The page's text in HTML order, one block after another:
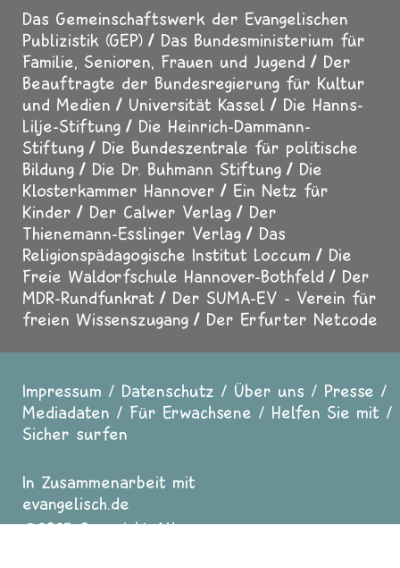
Das Gemeinschaftswerk der Evangelischen
Publizistik (GEP)
Das Bundesministerium für
Familie, Senioren, Frauen und Jugend
Der
Beauftragte der Bundesregierung für Kultur
und Medien
Universität Kassel
Die Hanns-
Lilje-Stiftung
Die Heinrich-Dammann-
Stiftung
Die Bundeszentrale für politische
Bildung
Die Dr. Buhmann Stiftung
Die
Klosterkammer Hannover
Ein Netz für
Kinder
Der Calwer Verlag
Der
Thienemann-Esslinger Verlag
Das
Religionspädagogische Institut Loccum
Die
Freie Waldorfschule Hannover-Bothfeld
Der
MDR-Rundfunkrat
Der SUMA-EV - Verein für
freien Wissenszugang
Der Erfurter Netcode
Fußzeile
Impressum Datenschutz Über uns
Presse
Mediadaten
Für Erwachsene
Helfen Sie mit
Sicher surfen
In Zusammenarbeit mit
evangelisch.de
2025 Copyright All